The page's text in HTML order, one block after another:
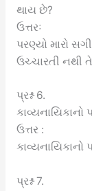
થાય છે?
ઉત્તરઃ
પરણ્યો મારો
ઉચ્ચારતી નથી
પ્રશ્ન 6.
કાવ્યનાયિકાનો
ઉત્તર :
પ્રશ્ન 7.